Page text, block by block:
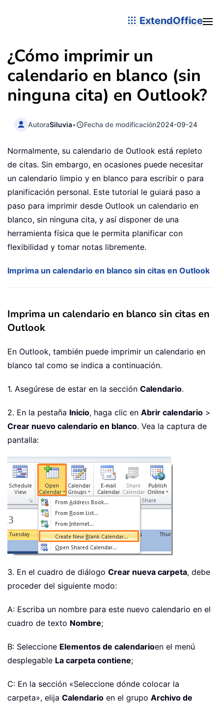
ExtendOffice
¿Cómo imprimir un
calendario en blanco (sin
ninguna cita) en Outlook?
AutoraSiluvia• Fecha de modificación2024-09-24
Normalmente, su calendario de Outlook está repleto
de citas. Sin embargo, en ocasiones puede necesitar
un calendario limpio y en blanco para escribir o para
planificación personal. Este tutorial le guiará paso a
paso para imprimir desde Outlook un calendario en
blanco, sin ninguna cita, y así disponer de una
herramienta física que le permita planificar con
flexibilidad y tomar notas libremente.
Imprima un calendario en blanco sin citas en Outlook
Imprima un calendario en blanco sin citas en
Outlook
En Outlook, también puede imprimir un calendario en
blanco tal como se indica a continuación.
1. Asegúrese de estar en la sección Calendario.
2. En la pestaña Inicio, haga clic en Abrir calendario >
Crear nuevo calendario en blanco. Vea la captura de
pantalla:
3. En el cuadro de diálogo Crear nueva carpeta, debe
proceder del siguiente modo:
A: Escriba un nombre para este nuevo calendario en el
cuadro de texto Nombre;
B: Seleccione Elementos de calendarioen el menú
desplegable La carpeta contiene;
C: En la sección «Seleccione dónde colocar la
carpeta», elija Calendario en el grupo Archivo de